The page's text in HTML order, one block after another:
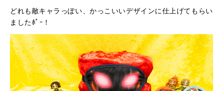
どれも敵キャラっぽい、かっこいいデザインに仕上げてもらい
ましたﾎﾟｰ！